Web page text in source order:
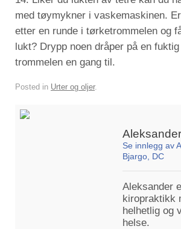
med tøymykner i vaskemaskinen.
etter en runde i tørketrommelen og
lukt? Drypp noen dråper på en
trommelen en gang til.
Posted in Urter og oljer.
Se innlegg av
Bjargo, DC
Aleksander
kiropraktikk
helhetlig og
helse.